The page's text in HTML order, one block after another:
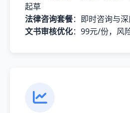
起草
法律咨询套餐：即时咨询与
文书审核优化：99元/份，风